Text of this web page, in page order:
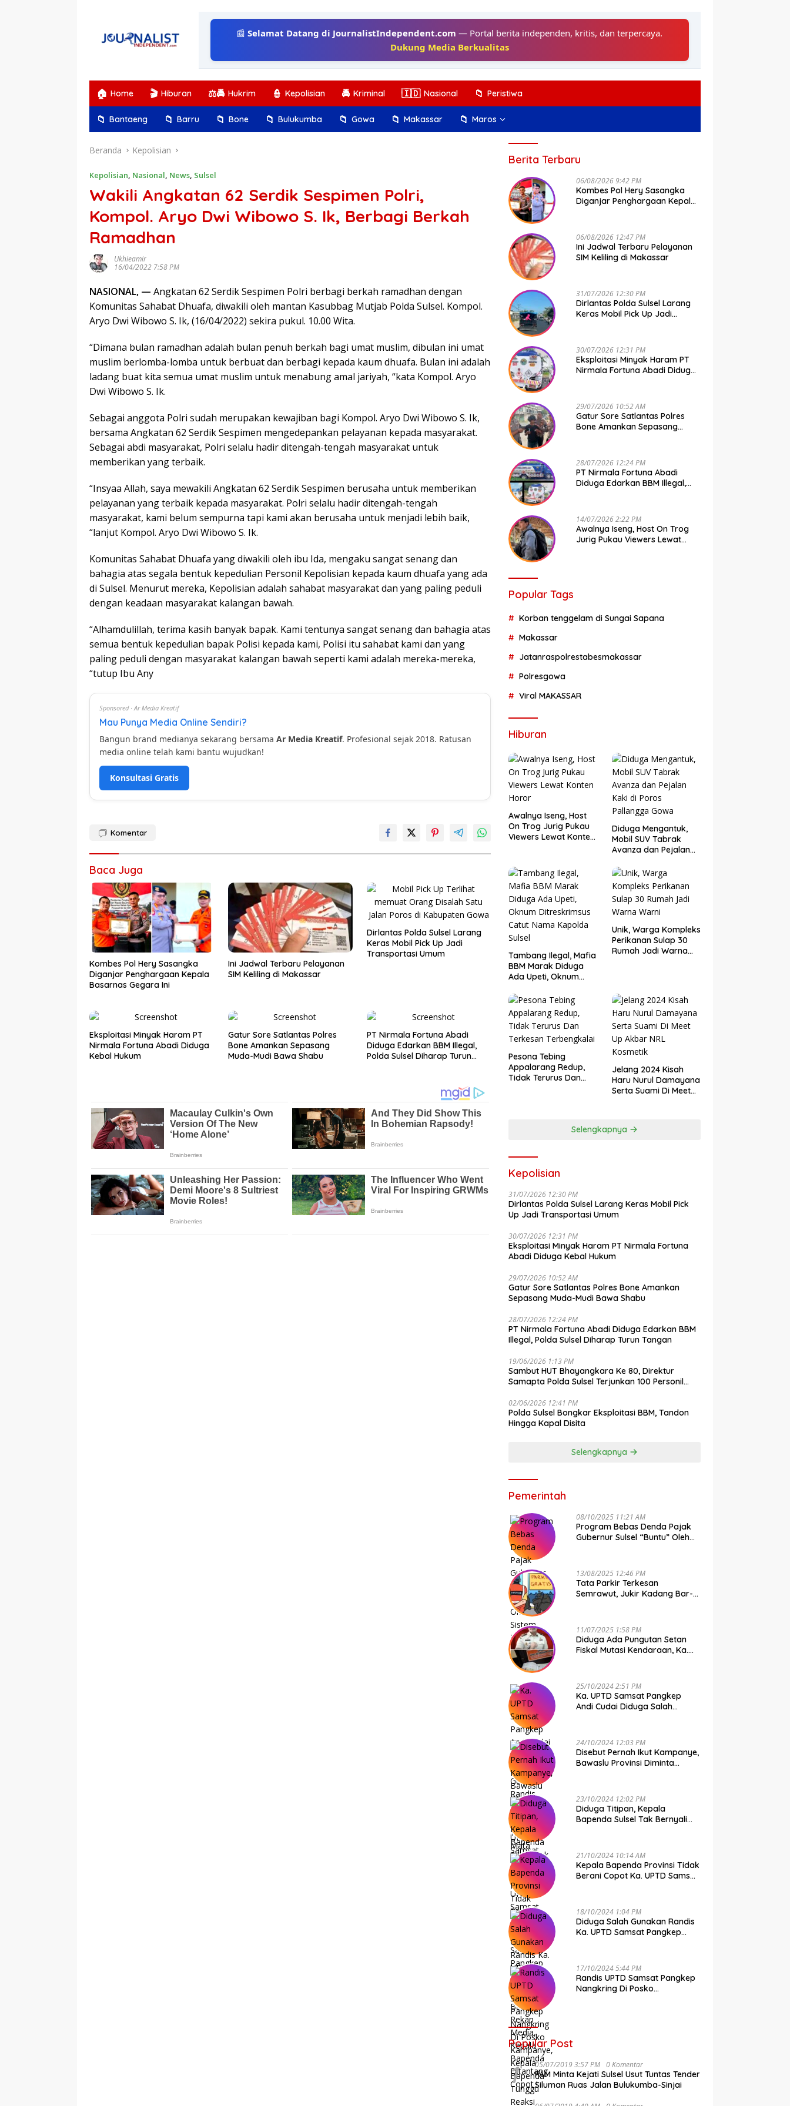
📰Selamat Datang di JournalistIndependent.com — Portal berita independen, kritis, dan terpercaya.
Dukung Media Berkualitas
🏠 Home 🎬 Hiburan ⚖️🚔 Hukrim 👮 Kepolisian 🚔 Kriminal 🇮🇩 Nasional 📁 Peristiwa
📁 Bantaeng 📁 Barru 📁 Bone 📁 Bulukumba 📁 Gowa 📁 Makassar 📁 Maros
Beranda Kepolisian
Kepolisian, Nasional, News, Sulsel
Wakili Angkatan 62 Serdik Sespimen Polri,
Kompol. Aryo Dwi Wibowo S. Ik, Berbagi Berkah
Ramadhan
Ukhieamir
16/04/2022 7:58 PM
NASIONAL, — Angkatan 62 Serdik Sespimen Polri berbagi berkah ramadhan dengan
Komunitas Sahabat Dhuafa, diwakili oleh mantan Kasubbag Mutjab Polda Sulsel. Kompol.
Aryo Dwi Wibowo S. Ik, (16/04/2022) sekira pukul. 10.00 Wita.
“Dimana bulan ramadhan adalah bulan penuh berkah bagi umat muslim, dibulan ini umat
muslim berlomba-lomba untuk berbuat dan berbagi kepada kaum dhuafa. Bulan ini adalah
ladang buat kita semua umat muslim untuk menabung amal jariyah, “kata Kompol. Aryo
Dwi Wibowo S. Ik.
Sebagai anggota Polri sudah merupakan kewajiban bagi Kompol. Aryo Dwi Wibowo S. Ik,
bersama Angkatan 62 Serdik Sespimen mengedepankan pelayanan kepada masyarakat.
Sebagai abdi masyarakat, Polri selalu hadir ditengah-tengah masyarakat untuk
memberikan yang terbaik.
“Insyaa Allah, saya mewakili Angkatan 62 Serdik Sespimen berusaha untuk memberikan
pelayanan yang terbaik kepada masyarakat. Polri selalu hadir ditengah-tengah
masyarakat, kami belum sempurna tapi kami akan berusaha untuk menjadi lebih baik,
“lanjut Kompol. Aryo Dwi Wibowo S. Ik.
Komunitas Sahabat Dhuafa yang diwakili oleh ibu Ida, mengaku sangat senang dan
bahagia atas segala bentuk kepedulian Personil Kepolisian kepada kaum dhuafa yang ada
di Sulsel. Menurut mereka, Kepolisian adalah sahabat masyarakat dan yang paling peduli
dengan keadaan masyarakat kalangan bawah.
“Alhamdulillah, terima kasih banyak bapak. Kami tentunya sangat senang dan bahagia atas
semua bentuk kepedulian bapak Polisi kepada kami, Polisi itu sahabat kami dan yang
paling peduli dengan masyarakat kalangan bawah seperti kami adalah mereka-mereka,
“tutup Ibu Any
Sponsored · Ar Media Kreatif
Mau Punya Media Online Sendiri?
Bangun brand medianya sekarang bersama Ar Media Kreatif. Profesional sejak 2018. Ratusan
media online telah kami bantu wujudkan!
Konsultasi Gratis
Komentar
Baca Juga
Kombes Pol Hery Sasangka
Diganjar Penghargaan Kepala
Basarnas Gegara Ini
Ini Jadwal Terbaru Pelayanan
SIM Keliling di Makassar
Dirlantas Polda Sulsel Larang
Keras Mobil Pick Up Jadi
Transportasi Umum
Eksploitasi Minyak Haram PT
Nirmala Fortuna Abadi Diduga
Kebal Hukum
Gatur Sore Satlantas Polres
Bone Amankan Sepasang
Muda-Mudi Bawa Shabu
PT Nirmala Fortuna Abadi
Diduga Edarkan BBM Illegal,
Polda Sulsel Diharap Turun
Berita Terbaru
06/08/2026 9:42 PM
Kombes Pol Hery Sasangka
Diganjar Penghargaan Kepala
06/08/2026 12:47 PM
Ini Jadwal Terbaru Pelayanan
SIM Keliling di Makassar
31/07/2026 12:30 PM
Dirlantas Polda Sulsel Larang
Keras Mobil Pick Up Jadi
30/07/2026 12:31 PM
Eksploitasi Minyak Haram PT
Nirmala Fortuna Abadi Diduga
29/07/2026 10:52 AM
Gatur Sore Satlantas Polres
Bone Amankan Sepasang
28/07/2026 12:24 PM
PT Nirmala Fortuna Abadi
Diduga Edarkan BBM Illegal,
14/07/2026 2:22 PM
Awalnya Iseng, Host On Trog
Jurig Pukau Viewers Lewat
Popular Tags
Korban tenggelam di Sungai Sapana
Makassar
Jatanraspolrestabesmakassar
Polresgowa
Viral MAKASSAR
Hiburan
Awalnya Iseng, Host
On Trog Jurig Pukau
Viewers Lewat Konten
Diduga Mengantuk,
Mobil SUV Tabrak
Avanza dan Pejalan
Pallangga Gowa
Tambang Ilegal, Mafia
BBM Marak Diduga
Ada Upeti, Oknum
Nama Kapolda Sulsel
Unik, Warga Kompleks
Perikanan Sulap 30
Rumah Jadi Warna
Pesona Tebing
Appalarang Redup,
Tidak Terurus Dan
Jelang 2024 Kisah
Haru Nurul Damayana
Serta Suami Di Meet
Selengkapnya
Kepolisian
31/07/2026 12:30 PM
Dirlantas Polda Sulsel Larang Keras Mobil Pick
Up Jadi Transportasi Umum
30/07/2026 12:31 PM
Eksploitasi Minyak Haram PT Nirmala Fortuna
Abadi Diduga Kebal Hukum
29/07/2026 10:52 AM
Gatur Sore Satlantas Polres Bone Amankan
Sepasang Muda-Mudi Bawa Shabu
28/07/2026 12:24 PM
PT Nirmala Fortuna Abadi Diduga Edarkan BBM
Illegal, Polda Sulsel Diharap Turun Tangan
19/06/2026 1:13 PM
Sambut HUT Bhayangkara Ke 80, Direktur
Samapta Polda Sulsel Terjunkan 100 Personil
02/06/2026 12:41 PM
Polda Sulsel Bongkar Eksploitasi BBM, Tandon
Hingga Kapal Disita
Selengkapnya
Pemerintah
08/10/2025 11:21 AM
Program Bebas Denda Pajak
Gubernur Sulsel “Buntu” Oleh
13/08/2025 12:46 PM
Tata Parkir Terkesan
Semrawut, Jukir Kadang Bar-
11/07/2025 1:58 PM
Diduga Ada Pungutan Setan
Fiskal Mutasi Kendaraan, Ka.
25/10/2024 2:51 PM
Ka. UPTD Samsat Pangkep
Andi Cudai Diduga Salah
24/10/2024 12:03 PM
Disebut Pernah Ikut Kampanye,
Bawaslu Provinsi Diminta
23/10/2024 12:02 PM
Diduga Titipan, Kepala
Bapenda Sulsel Tak Bernyali
21/10/2024 10:14 AM
Kepala Bapenda Provinsi Tidak
Berani Copot Ka. UPTD Samsat
18/10/2024 1:04 PM
Diduga Salah Gunakan Randis
Ka. UPTD Samsat Pangkep
17/10/2024 5:44 PM
Randis UPTD Samsat Pangkep
Nangkring Di Posko
Popular Post
1 05/07/2019 3:57 PM 0 Komentar
FAM Minta Kejati Sulsel Usut Tuntas Tender
Siluman Ruas Jalan Bulukumba-Sinjai